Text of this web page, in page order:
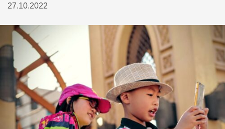
27.10.2022